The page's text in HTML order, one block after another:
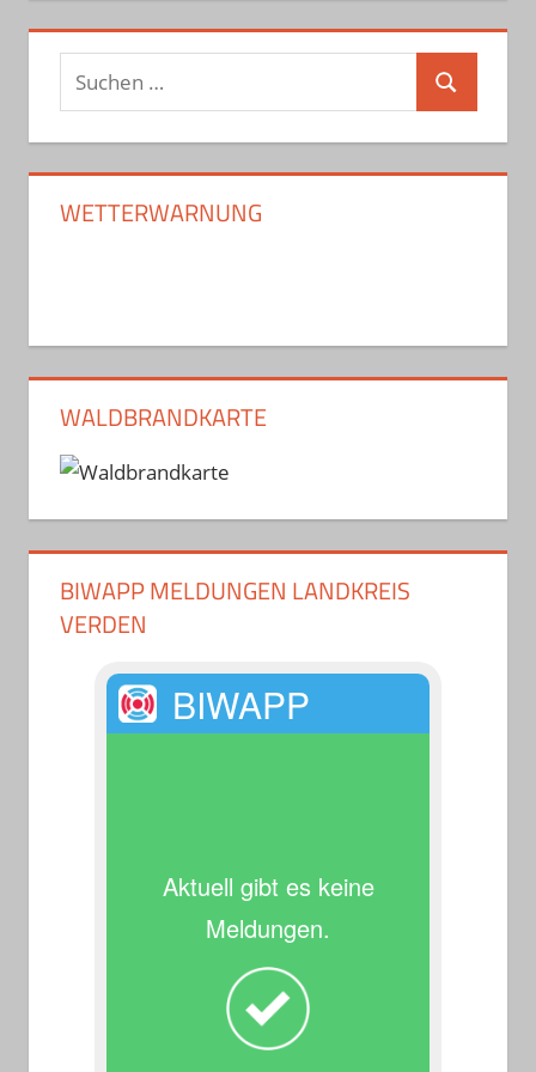
Suchen
nach:
Suchen
WETTERWARNUNG
WALDBRANDKARTE
BIWAPP MELDUNGEN LANDKREIS
VERDEN
BIWAPP
Aktuell gibt es keine
Meldungen.